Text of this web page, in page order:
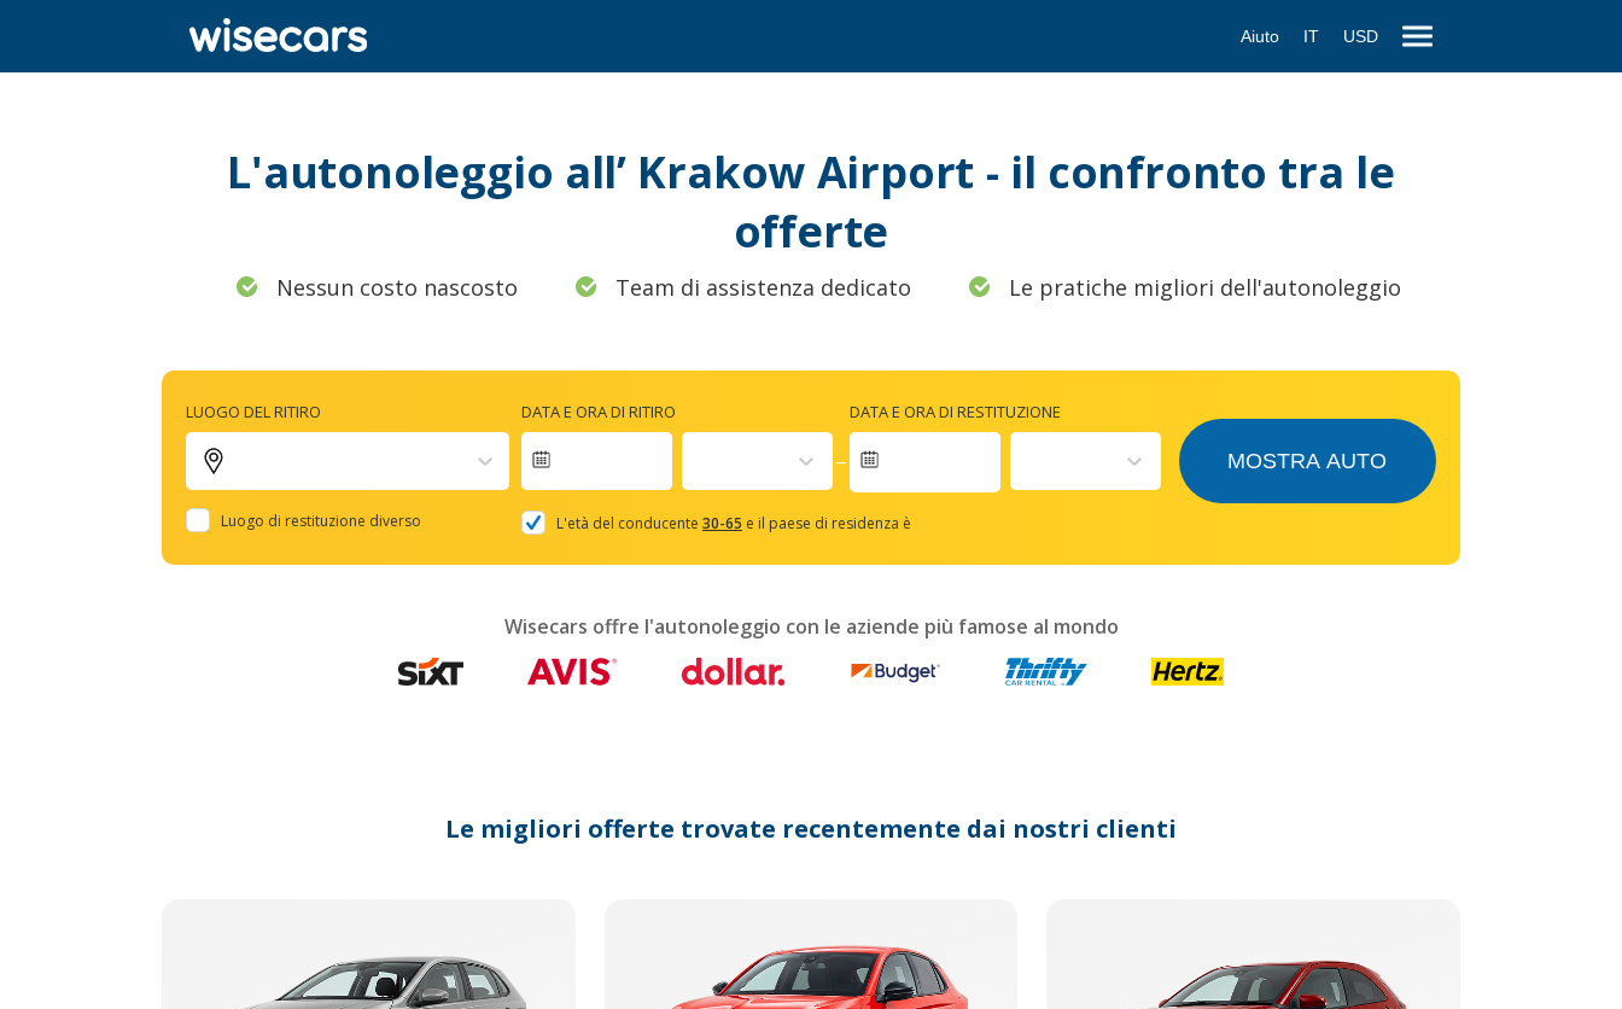
Aiuto IT USD
L'autonoleggio all’ Krakow Airport - il confronto tra le
offerte
Nessun costo nascosto Team di assistenza dedicato Le pratiche migliori dell'autonoleggio
LUOGO DEL RITIRO
Luogo di restituzione diverso
DATA E ORA DI RITIRO
to
calendar
select
a
key
DATA E ORA DI RESTITUZIONE
L'età del conducente30-65 e il paese di residenza è
MOSTRA AUTO
Wisecars offre l'autonoleggio con le aziende più famose al mondo
Le migliori offerte trovate recentemente dai nostri clienti